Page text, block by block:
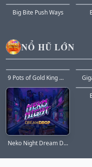
Big Bite Push Ways
NỔ HŨ LỚN
9 Pots of Gold King Millions
Neko Night Dream Drop